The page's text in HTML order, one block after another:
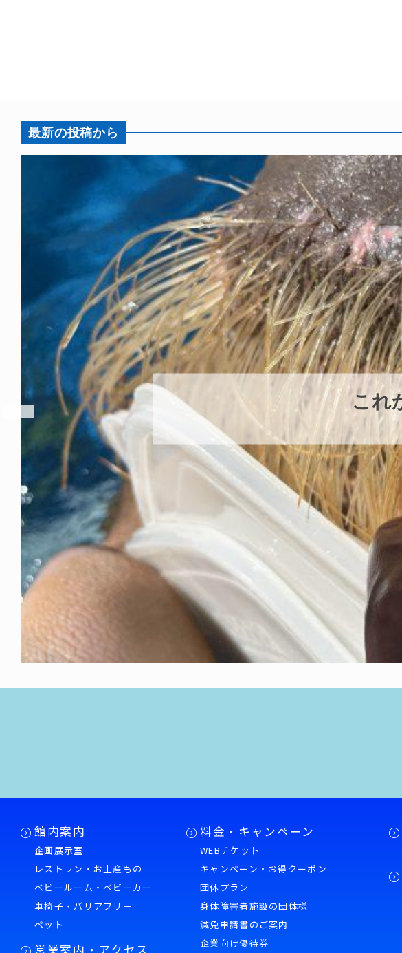
最新の投稿から
館内案内
企画展示室
レストラン・お土産もの
ベビールーム・ベビーカー
車椅子・バリアフリー
ペット
営業案内・アクセス
料金・キャンペーン
WEBチケット
キャンペーン・お得クーポン
団体プラン
身体障害者施設の団体様
減免申請書のご案内
企業向け優待券